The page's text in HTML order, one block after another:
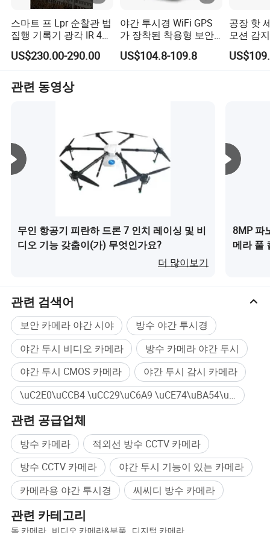
최첨단 제조: 최첨단 제조 시설과 장비를 활용하여 정밀성,
효율성, 일관된 제품 품질을 보장합니다. 생산 공정을 꼼꼼
하게 모니터링하고 제어하여 결함을 최소화하고 출력을 극
대화합니다.
엄격한 품질 관리: 모든 생산 단계에서 엄격한 테스트를 수
행하는 강력한 품질 관리 시스템을 구현합니다. 이를 통해
지속적인 개선: 시장 동향 및 고객 피드백을 지속적으로 분
석하여 개선할 영역을 파악합니다. 이러한 반복적인 프로
세스를 통해 우리는 제품을 개선하고, 프로세스를 개선하
고, 지속적으로 고객 경험을 개선할 수 있습니다.
스마트 프 Lpr 순찰관 법
집행 기록기 광각 IR 4G
바디 착용 카메라
US$230.00-290.00
야간 투시경 WiFi GPS
가 장착된 착용형 보안
경비원 바디 카메라
US$104.8-109.8
공장 핫
모션 감
메라 X8b
관련 동영상
무인 항공기 피란하 드론 7 인치 레이싱 및 비
디오 기능 갖춤이(가) 무엇인가요?
더 많이보기
8MP 파
메라 풀
관련 검색어
보안 카메라 야간 시야
방수 야간 투시경
야간 투시 비디오 카메라
방수 카메라 야간 투시
야간 투시 CMOS 카메라
야간 투시 감시 카메라
\uC2E0\uCCB4 \uCC29\uC6A9 \uCE74\uBA54\uB77C 대량구매
관련 공급업체
방수 카메라
적외선 방수 CCTV 카메라
방수 CCTV 카메라
야간 투시 기능이 있는 카메라
카메라용 야간 투시경
씨씨디 방수 카메라
관련 카테고리
돔 카메라 비디오 카메라&부품 디지털 카메라